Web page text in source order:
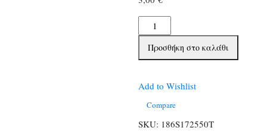
Τετραδια
Salko
Πλαστικα
Φ.50
Τετραχαρακα
Προσθήκη στο καλάθι
Add to Wishlist
Compare
SKU: 186S172550Τ